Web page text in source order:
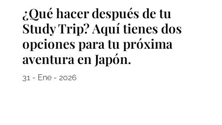
¿Qué hacer después de tu
Study Trip? Aquí tienes dos
opciones para tu próxima
aventura en Japón.
31 - Ene - 2026